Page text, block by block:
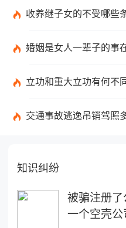
收养继子女的不受哪些条件限制？居民收养登记
婚姻是女人一辈子的事在线阅读在哪看？婚姻是女人
立功和重大立功有何不同？
交通事故逃逸吊销驾照多久?交通事故逃逸
知识纠纷
被骗注册
一个空壳公